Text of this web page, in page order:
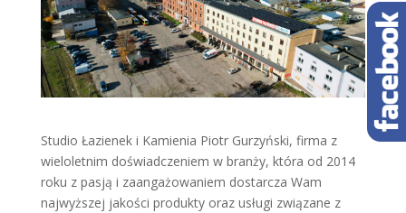
Studio Łazienek i Kamienia Piotr Gurzyński, firma z
wieloletnim doświadczeniem w branży, która od 2014
roku z pasją i zaangażowaniem dostarcza Wam
najwyższej jakości produkty oraz usługi związane z